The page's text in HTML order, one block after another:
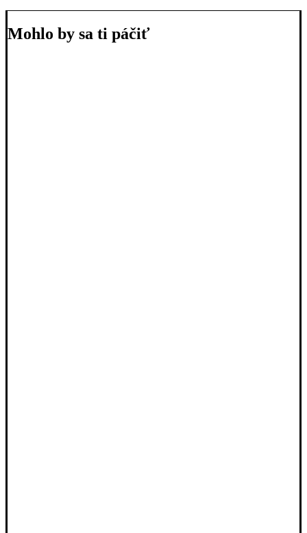
Mohlo by sa ti páčiť